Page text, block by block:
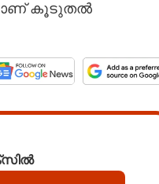
കൂടുതൽ
Share this link
Copy Link